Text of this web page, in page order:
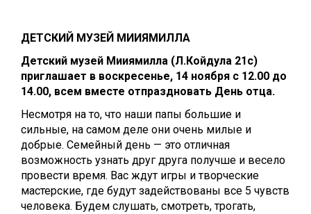
ДЕТСКИЙ МУЗЕЙ МИИЯМИЛЛА
Детский музей Мииямилла (Л.Койдула 21c)
приглашает в воскресенье, 14 ноября с 12.00 до
14.00, всем вместе отпраздновать День отца.
Несмотря на то, что наши папы большие и
сильные, на самом деле они очень милые и
добрые. Семейный день — это отличная
возможность узнать друг друга получше и весело
провести время. Вас ждут игры и творческие
мастерские, где будут задействованы все 5 чувств
человека. Будем слушать, смотреть, трогать,